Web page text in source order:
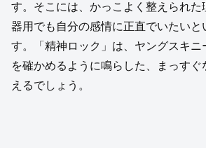
す。そこには、かっこよく整えられた
器用でも自分の感情に正直でいたいと
す。「精神ロック」は、ヤングスキニ
を確かめるように鳴らした、まっす
えるでしょう。